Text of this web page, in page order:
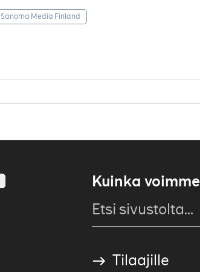
Sanoma Media Finland
Kuinka
Tilaajille